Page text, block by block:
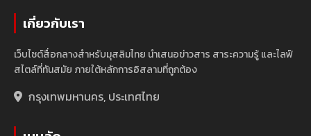
เกี่ยวกับเรา
เว็บไซต์สื่อกลางสำหรับมุสลิมไทย นำเสนอข่าวสาร สาระความรู้ และไลฟ์
สไตล์ที่ทันสมัย ภายใต้หลักการอิสลามที่ถูกต้อง
กรุงเทพมหานคร, ประเทศไทย